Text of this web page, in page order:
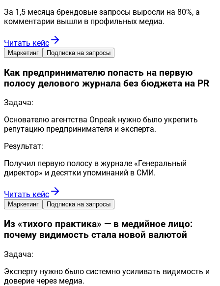
За 1,5 месяца брендовые запросы выросли на 80%, а
комментарии вышли в профильных медиа.
Читать кейс
Маркетинг Подписка на запросы
Как предпринимателю попасть на первую
полосу делового журнала без бюджета на PR
Задача:
Основателю агентства Onpeak нужно было укрепить
репутацию предпринимателя и эксперта.
Результат:
Получил первую полосу в журнале «Генеральный
директор» и десятки упоминаний в СМИ.
Читать кейс
Маркетинг Подписка на запросы
Из «тихого практика» — в медийное лицо:
почему видимость стала новой валютой
Задача:
Эксперту нужно было системно усиливать видимость и
доверие через медиа.